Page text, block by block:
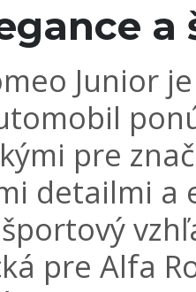
Junior
pre
detailmi
pre Alfa